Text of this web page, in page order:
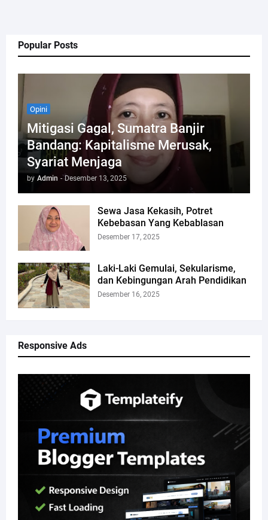
Popular Posts
Opini
Mitigasi Gagal, Sumatra Banjir
Bandang: Kapitalisme Merusak,
Syariat Menjaga
by Admin - Desember 13, 2025
Sewa Jasa Kekasih, Potret
Kebebasan Yang Kebablasan
Desember 17, 2025
Laki-Laki Gemulai, Sekularisme,
dan Kebingungan Arah Pendidikan
Desember 16, 2025
Responsive Ads